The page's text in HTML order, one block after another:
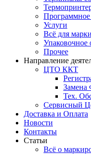
Программное
Услуги
Всё для
Упаковочное
Прочее
Направление
ЦТО ККТ
Тех.
Сервисный
Доставка и Оплата
Новости
Контакты
Статьи
Всё о